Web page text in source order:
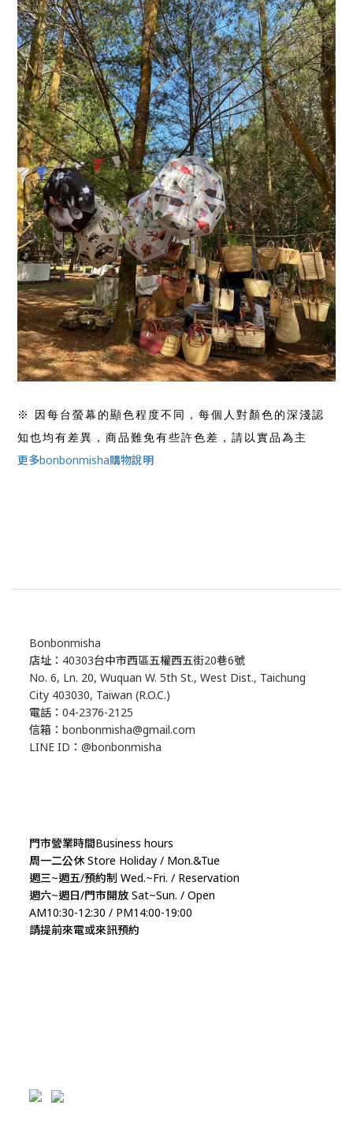
※ 因每台螢幕的顯色程度不同，每個人對顏色的深淺認
知也均有差異，商品難免有些許色差，請以實品為主
更多bonbonmisha購物說明
Bonbonmisha
店址：40303台中市西區五權西五街20巷6號
No. 6, Ln. 20, Wuquan W. 5th St., West Dist., Taichung
City 403030, Taiwan (R.O.C.)
電話：04-2376-2125
信箱：bonbonmisha@gmail.com
LINE ID：@bonbonmisha
門市營業時間Business hours
周一二公休 Store Holiday / Mon.&Tue
週三~週五/預約制 Wed.~Fri. / Reservation
週六~週日/門市開放 Sat~Sun. / Open
AM10:30-12:30 / PM14:00-19:00
請提前來電或來訊預約